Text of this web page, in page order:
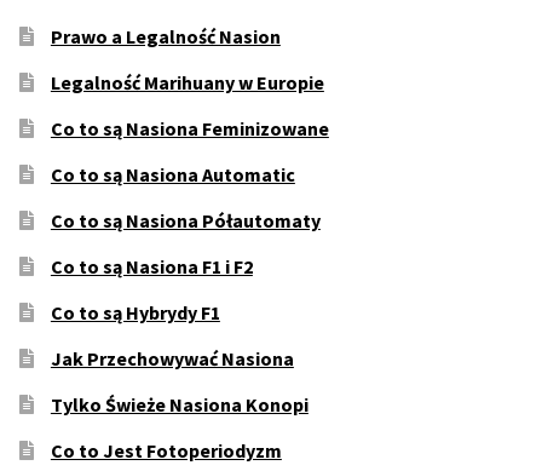
Prawo a Legalność Nasion
Legalność Marihuany w Europie
Co to są Nasiona Feminizowane
Co to są Nasiona Automatic
Co to są Nasiona Półautomaty
Co to są Nasiona F1 i F2
Co to są Hybrydy F1
Jak Przechowywać Nasiona
Tylko Świeże Nasiona Konopi
Co to Jest Fotoperiodyzm